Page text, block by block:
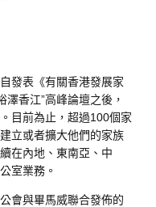
發表《有關香港發展家
香江”高峰論壇之後，
目前為止，超過100個家
立或者擴大他們的家族
在內地、東南亞、中
室業務。
會與畢馬威聯合發佈的